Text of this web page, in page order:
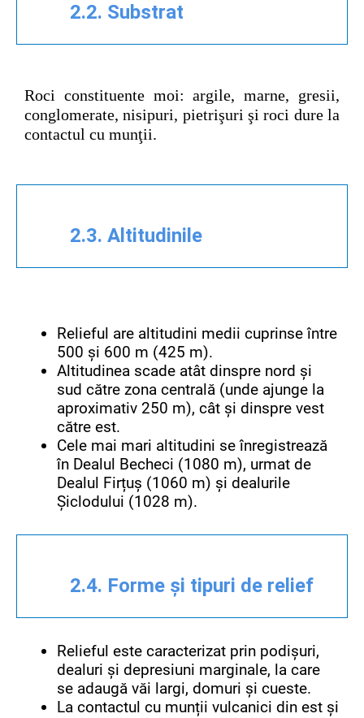
2.2. Substrat
Roci constituente moi: argile, marne, gresii,
conglomerate, nisipuri, pietrişuri şi roci dure la
contactul cu munţii.
2.3. Altitudinile
Relieful are altitudini medii cuprinse între
500 și 600 m (425 m).
Altitudinea scade atât dinspre nord și
sud către zona centrală (unde ajunge la
aproximativ 250 m), cât și dinspre vest
către est.
Cele mai mari altitudini se înregistrează
în Dealul Becheci (1080 m), urmat de
Dealul Firțuș (1060 m) și dealurile
Șiclodului (1028 m).
2.4. Forme și tipuri de relief
Relieful este caracterizat prin podișuri,
dealuri și depresiuni marginale, la care
se adaugă văi largi, domuri și cueste.
La contactul cu munții vulcanici din est și